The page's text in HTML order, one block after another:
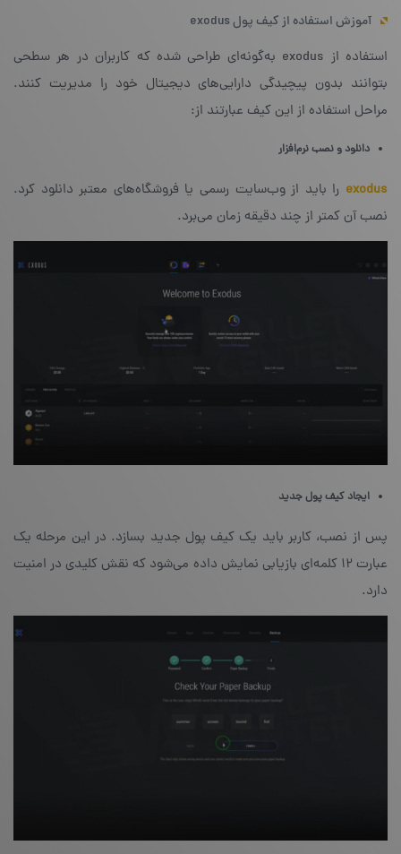
آموزش استفاده از کیف پول exodus
استفاده از exodus به‌گونه‌ای طراحی شده که کاربران در هر سطحی
بتوانند بدون پیچیدگی دارایی‌های دیجیتال خود را مدیریت کنند.
مراحل استفاده از این کیف عبارتند از:
دانلود و نصب نرم‌افزار
exodus را باید از وب‌سایت رسمی یا فروشگاه‌های معتبر دانلود کرد.
نصب آن کمتر از چند دقیقه زمان می‌برد.
ایجاد کیف پول جدید
پس از نصب، کاربر باید یک کیف پول جدید بسازد. در این مرحله یک
عبارت ۱۲ کلمه‌ای بازیابی نمایش داده می‌شود که نقش کلیدی در امنیت
دارد.